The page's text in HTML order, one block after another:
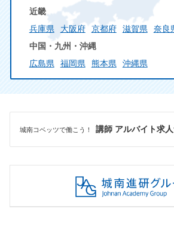
近畿
兵庫県
大阪府 京都府 滋賀県
奈良
中国・九州・沖縄
広島県
福岡県 熊本県 沖縄県
城南コベッツで働こう！ 講師 アルバイト求